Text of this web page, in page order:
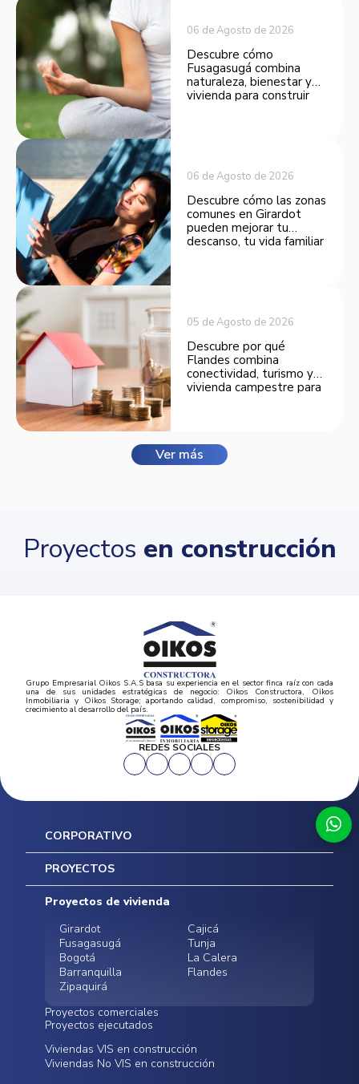
06 de Agosto de 2026
Descubre cómo
Fusagasugá combina
naturaleza, bienestar y
vivienda para construir
06 de Agosto de 2026
Descubre cómo las zonas
comunes en Girardot
pueden mejorar tu
descanso, tu vida familiar
05 de Agosto de 2026
Descubre por qué
Flandes combina
conectividad, turismo y
vivienda campestre para
Ver más
Proyectos en construcción
Grupo Empresarial Oikos S.A.S basa su experiencia en el sector finca raíz con cada
una de sus unidades estratégicas de negocio: Oikos Constructora, Oikos
Inmobiliaria y Oikos Storage; aportando calidad, compromiso, sostenibilidad y
crecimiento al desarrollo del país.
REDES SOCIALES
CORPORATIVO
Inicio
Mapa del sitio
Postventas
Contratación Directa
Noticias
PROYECTOS
Proyectos de vivienda
Girardot
Cajicá
Fusagasugá
Tunja
Bogotá
La Calera
Barranquilla
Flandes
Zipaquirá
Proyectos comerciales
Funza
Infinitum Zentral
Bodegas - ALMAX
Centro Comercial
Proyectos ejecutados
Conoce nuestros
proyectos ejecutados
Viviendas VIS en construcción
Viviendas No VIS en construcción